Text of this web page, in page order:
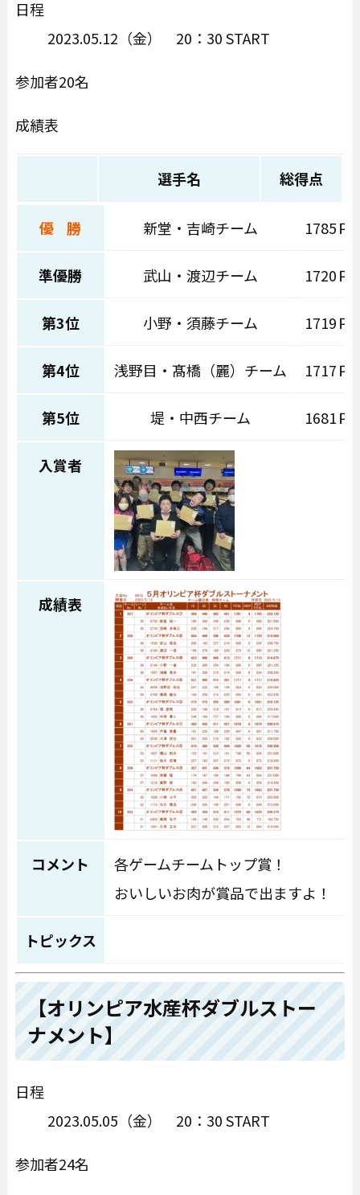
日程
2023.05.12（金） 20：30 START
参加者20名
成績表
選手名 総得点
優 勝 新堂・吉崎チーム 1785Ｐ
準優勝 武山・渡辺チーム 1720Ｐ
第3位 小野・須藤チーム 1719Ｐ
第4位 浅野目・髙橋（麗）チーム 1717Ｐ
第5位 堤・中西チーム 1681Ｐ
入賞者
成績表
コメント
各ゲームチームトップ賞！
おいしいお肉が賞品で出ますよ！
トピックス
【オリンピア水産杯ダブルストー
ナメント】
日程
2023.05.05（金） 20：30 START
参加者24名